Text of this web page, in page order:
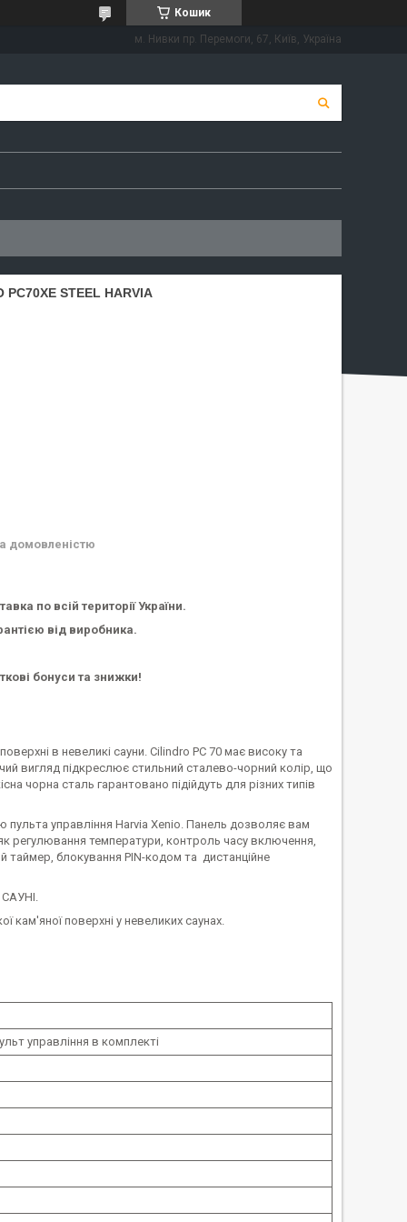
Кошик
м. Нивки пр. Перемоги, 67, Київ, Україна
STEEL HARVIA
домовленістю
по всій території України.
від виробника.
бонуси та знижки!
в невеликі сауни. Cilindro PC 70 має високу та
вигляд підкреслює стильний сталево-чорний колір, що
чорна сталь гарантовано підійдуть для різних типів
управління Harvia Xenio. Панель дозволяє вам
регулювання температури, контроль часу включення,
таймер, блокування PIN-кодом та дистанційне
кам'яної поверхні у невеликих саунах.
управління в комплекті